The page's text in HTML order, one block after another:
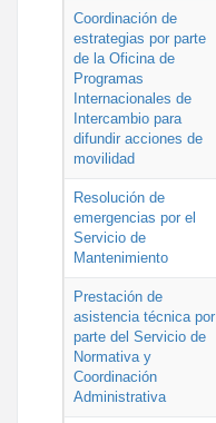
Coordinación de
estrategias por parte
de la Oficina de
Programas
Internacionales de
Intercambio para
difundir acciones de
movilidad
Resolución de
emergencias por el
Servicio de
Mantenimiento
Prestación de
asistencia técnica por
parte del Servicio de
Normativa y
Coordinación
Administrativa